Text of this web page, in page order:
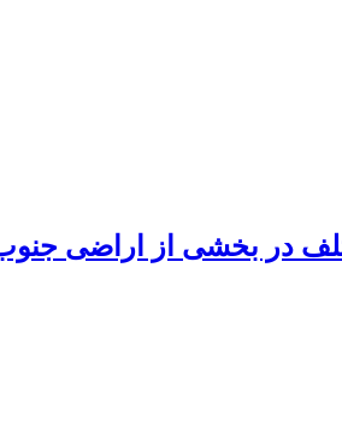
در بخشی از اراضی